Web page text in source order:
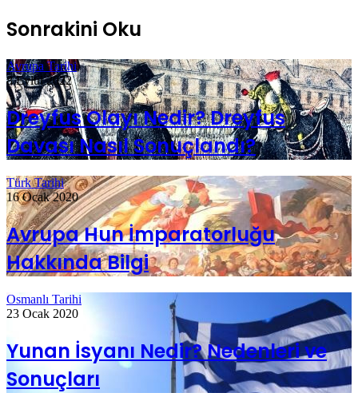
Sonrakini Oku
Avrupa Tarihi
8 Eylül 2022
Dreyfus Olayı Nedir? Dreyfus
Davası Nasıl Sonuçlandı?
Türk Tarihi
16 Ocak 2020
Avrupa Hun İmparatorluğu
Hakkında Bilgi
Osmanlı Tarihi
23 Ocak 2020
Yunan İsyanı Nedir? Nedenleri ve
Sonuçları